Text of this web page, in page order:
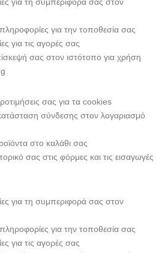
για την τοποθεσία σας
για τις αγορές σας
σας στον ιστότοπο για χρήση
σας για τα cookies
σύνδεσης στον λογαριασμό
στο καλάθι σας
σας στις φόρμες και τις εισαγωγές
για τη συμπεριφορά σας στον
για την τοποθεσία σας
για τις αγορές σας